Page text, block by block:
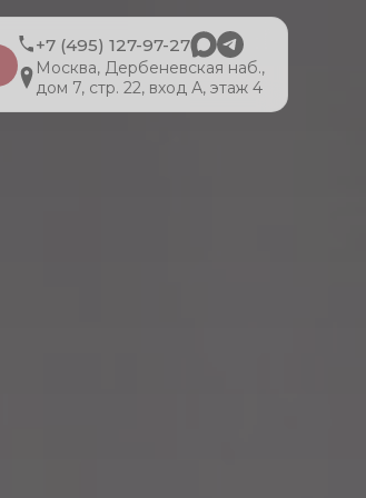
+7 (495) 127-97-27
Москва, Дербеневская наб.,
дом 7, стр. 22, вход А, этаж 4